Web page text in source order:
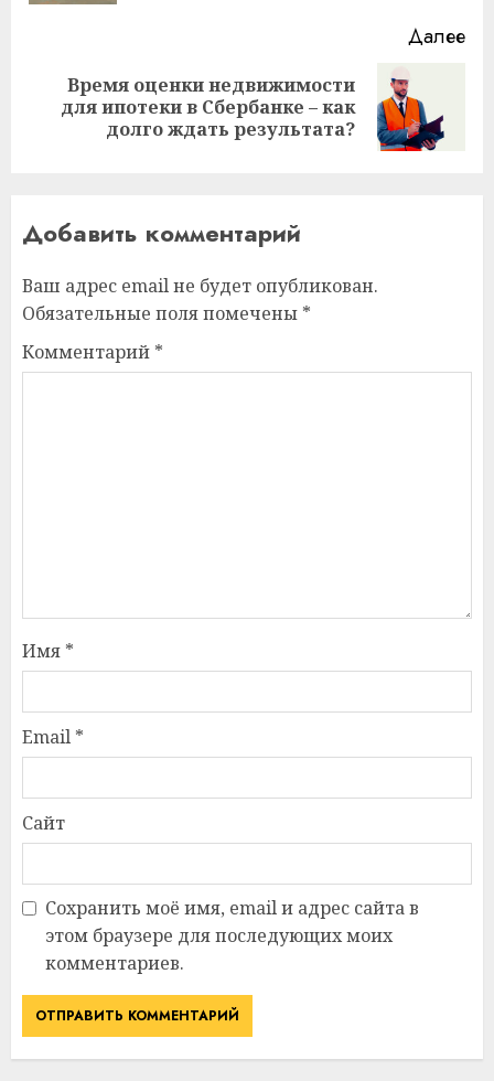
Далее
Следующая
Время оценки недвижимости
для ипотеки в Сбербанке – как
долго ждать результата?
Добавить комментарий
Ваш адрес email не будет опубликован.
Обязательные поля помечены *
Комментарий *
Имя *
Email *
Сайт
Сохранить моё имя, email и адрес сайта в
этом браузере для последующих моих
комментариев.